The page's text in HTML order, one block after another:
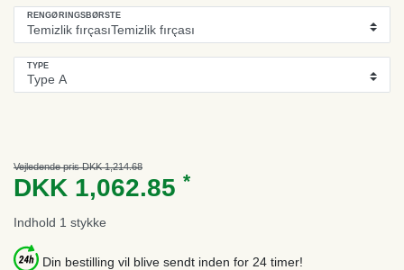
RENGØRINGSBØRSTE
TYPE
Vejledende pris DKK 1,214.68
DKK 1,062.85 *
Indhold 1 stykke
Din bestilling vil blive sendt inden for 24 timer!